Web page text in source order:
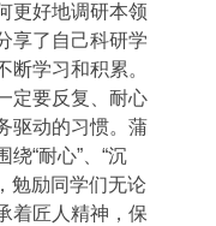
更好地调研本领
享了自己科研学
断学习和积累。
定要反复、耐心
驱动的习惯。蒲
“耐心”、“沉
勉励同学们无论
着匠人精神，保